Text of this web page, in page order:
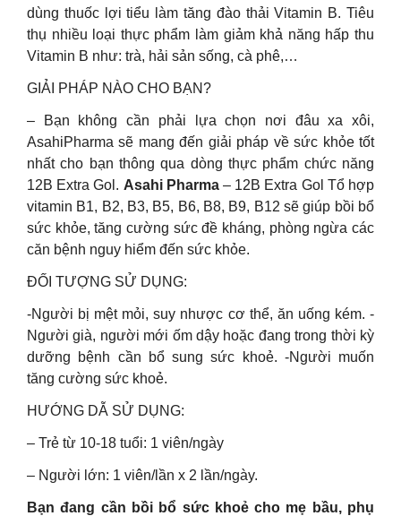
dùng thuốc lợi tiểu làm tăng đào thải Vitamin B. Tiêu
thụ nhiều loại thực phẩm làm giảm khả năng hấp thu
Vitamin B như: trà, hải sản sống, cà phê,…
GIẢI PHÁP NÀO CHO BẠN?
– Bạn không cần phải lựa chọn nơi đâu xa xôi,
AsahiPharma sẽ mang đến giải pháp về sức khỏe tốt
nhất cho bạn thông qua dòng thực phẩm chức năng
12B Extra Gol. Asahi Pharma– 12B Extra Gol Tổ hợp
vitamin B1, B2, B3, B5, B6, B8, B9, B12 sẽ giúp bồi bổ
sức khỏe, tăng cường sức đề kháng, phòng ngừa các
căn bệnh nguy hiểm đến sức khỏe.
ĐỐI TƯỢNG SỬ DỤNG:
-Người bị mệt mỏi, suy nhược cơ thể, ăn uống kém. -
Người già, người mới ốm dậy hoặc đang trong thời kỳ
dưỡng bệnh cần bổ sung sức khoẻ. -Người muốn
tăng cường sức khoẻ.
HƯỚNG DẪ SỬ DỤNG:
– Trẻ từ 10-18 tuổi: 1 viên/ngày
– Người lớn: 1 viên/lần x 2 lần/ngày.
Bạn đang cần bồi bổ sức khoẻ cho mẹ bầu, phụ